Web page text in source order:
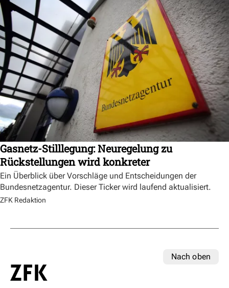
Gasnetz-Stilllegung: Neuregelung zu
Rückstellungen wird konkreter
Ein Überblick über Vorschläge und Entscheidungen der
Bundesnetzagentur. Dieser Ticker wird laufend aktualisiert.
ZFK Redaktion
Nach oben